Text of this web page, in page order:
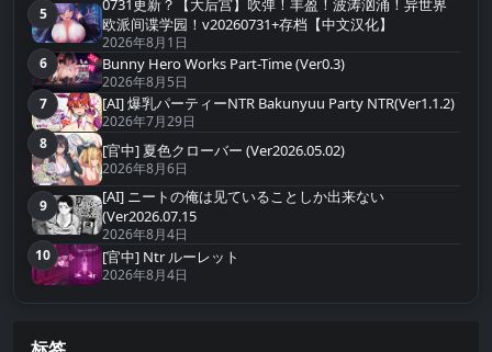
第5名
5
0731更新？【大后宫】吹弹！丰盈！波涛汹涌！异世界
欧派间谍学园！v20260731+存档【中文汉化】
2026年8月1日
第6名
6 Bunny Hero Works Part-Time (Ver0.3)
2026年8月5日
第7名
7 [AI] 爆乳パーティーNTR Bakunyuu Party NTR(Ver1.1.2)
2026年7月29日
第8名
8 [官中] 夏色クローバー (Ver2026.05.02)
2026年8月6日
第9名
9
[AI] ニートの俺は见ていることしか出来ない
(Ver2026.07.15
2026年8月4日
第10名
10 [官中] Ntr ルーレット
2026年8月4日